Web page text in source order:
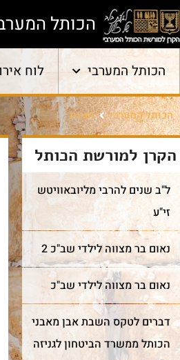
הכותל
הכותל המערבי לוח
הכותל המערבי תגיות
הקרן למורשת הכותל
ל"ב שנים להרבי מליובאוויטש
זי"ע
נאום בר מצווה לילדי שב"כ 2
נאום בר מצווה לילדי שב"כ
דברים לטקס השבת אבן מאבני
הכותל ממשרד הביטחון לגניזה